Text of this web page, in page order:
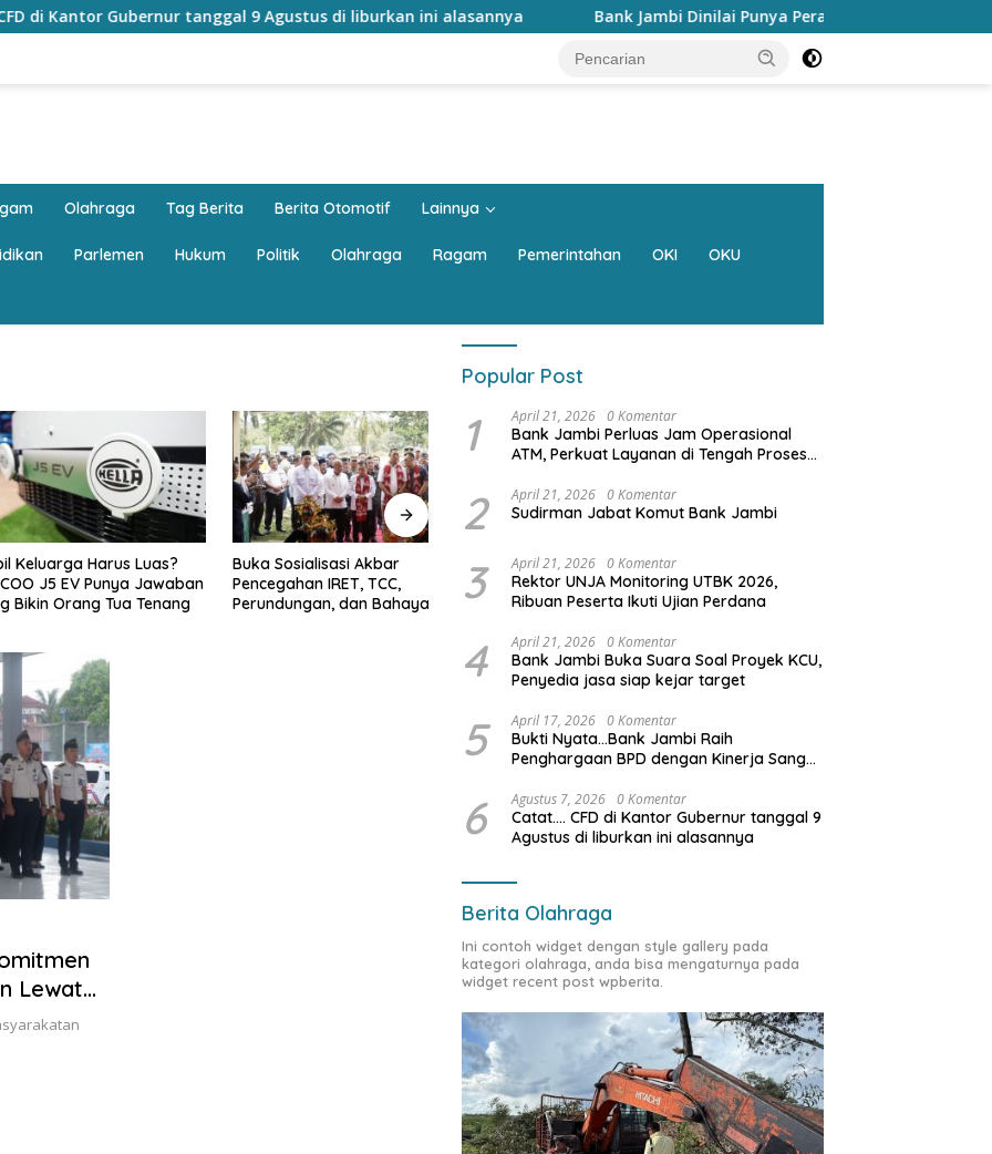
tanggal 9 Agustus di liburkan ini alasannya Bank Jambi Dinilai Punya Peran Strategis Menggerakkan Ekonomi
Olahraga Tag Berita Berita Otomotif Lainnya
Parlemen Hukum Politik Olahraga Ragam Pemerintahan OKI OKU
Harus Luas?
J5 EV Punya Jawaban
Orang Tua Tenang
Buka Sosialisasi Akbar
Pencegahan IRET, TCC,
Perundungan, dan Bahaya
Diduga Truk Batu Bara Bebas
Melintas di Siang Bolong, Ke
Mana Satgas Wasgakum
yang mengawasi?
Masyarakat Tidak Beraktivitas
di Atas Jalur Pipa Migas Demi
Lewat
Popular Post
1 April 21, 2026 0 Komentar
Bank Jambi Perluas Jam Operasional
ATM, Perkuat Layanan di Tengah Proses
2 April 21, 2026 0 Komentar
Sudirman Jabat Komut Bank Jambi
3 April 21, 2026 0 Komentar
Rektor UNJA Monitoring UTBK 2026,
Ribuan Peserta Ikuti Ujian Perdana
4 April 21, 2026 0 Komentar
Bank Jambi Buka Suara Soal Proyek KCU,
Penyedia jasa siap kejar target
5 April 17, 2026 0 Komentar
Bukti Nyata…Bank Jambi Raih
Penghargaan BPD dengan Kinerja Sangat
6 Agustus 7, 2026 0 Komentar
Catat…. CFD di Kantor Gubernur tanggal 9
Agustus di liburkan ini alasannya
Berita Olahraga
Ini contoh widget dengan style gallery pada
kategori olahraga, anda bisa mengaturnya pada
widget recent post wpberita.